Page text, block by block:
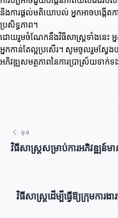
និងការផ្តល់មតិយោបល់ អ្នកអាចបង្កើត
ប្រសិទ្ធភាព។
ដោយរួមចំណែកនឹងវិធីសាស្ត្រទាំងនេះ អ្
អ្នកកាន់តែល្អប្រសើរ។ សូមចូលរួមស្វែ
អភិវឌ្ឍសមត្ថភាពនៃការប្រាស្រ័យទាក់ទ
មុន
វិធីសាស្ត្រសម្រាប់ការអភិវឌ្ឍន៍ម
វិធីសាស្ត្រដើម្បីធ្វើឱ្យក្រុមការ